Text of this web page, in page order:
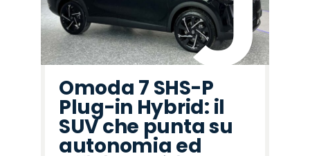
Omoda 7 SHS-P
Plug-in Hybrid: il
SUV che punta su
autonomia ed